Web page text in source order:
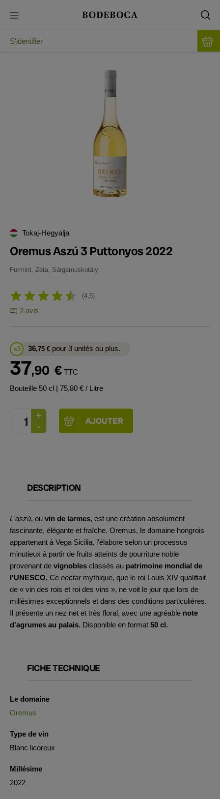
S'identifier
Tokaj-Hegyalja
Oremus Aszú 3 Puttonyos 2022
Furmint, Zéta, Sárgamuskotály
4,5
2 avis
x3 36,75 € pour 3 unités ou plus.
37,90 € TTC
Bouteille 50 cl | 75,80 € / Litre
DESCRIPTION
L'aszú, ou vin de larmes, est une création absolument
fascinante, élégante et fraîche. Oremus, le domaine hongrois
appartenant à Vega Sicilia, l'élabore selon un processus
minutieux à partir de fruits atteints de pourriture noble
provenant de vignobles classés au patrimoine mondial de
l'UNESCO. Ce nectarmythique, que le roi Louis XIV qualifiait
de « vin des rois et roi des vins », ne voit le jour que lors de
millésimes exceptionnels et dans des conditions particulières.
Il présente un nez net et très floral, avec une agréable note
d'agrumes au palais. Disponible en format 50 cl.
FICHE TECHNIQUE
Le domaine
Oremus
Type de vin
Blanc licoreux
Millésime
2022